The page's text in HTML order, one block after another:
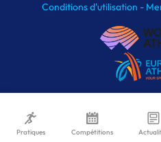
Conditions d'utilisation -
Pratiques Compétitions